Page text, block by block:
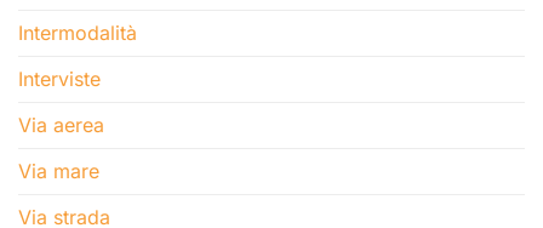
Intermodalità
Interviste
Via aerea
Via mare
Via strada